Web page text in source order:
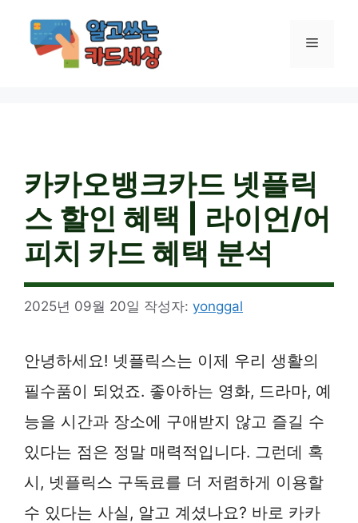
메
카카오뱅크카드 넷플릭
스 할인 혜택 | 라이언/어
피치 카드 혜택 분석
2025년 09월 20일 작성자: yonggal
안녕하세요! 넷플릭스는 이제 우리 생활의
필수품이 되었죠. 좋아하는 영화, 드라마, 예
능을 시간과 장소에 구애받지 않고 즐길 수
있다는 점은 정말 매력적입니다. 그런데 혹
시, 넷플릭스 구독료를 더 저렴하게 이용할
수 있다는 사실, 알고 계셨나요? 바로 카카